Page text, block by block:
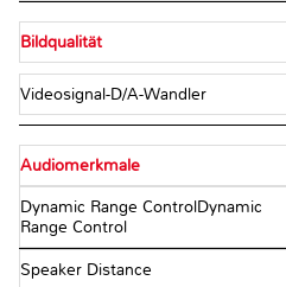
Bildqualität
Videosignal-D/A-Wandler
Audiomerkmale
Dynamic Range ControlDynamic
Range Control
Speaker Distance